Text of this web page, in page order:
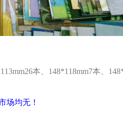
本、148*118mm7本、
场均无！